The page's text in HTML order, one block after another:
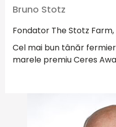
Bruno Stotz
Fondator The Stotz Farm,
Cel mai bun tânăr
marele premiu Ceres